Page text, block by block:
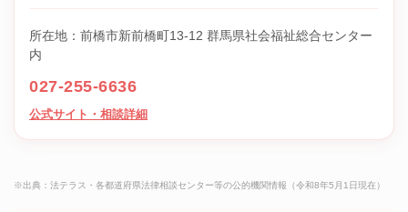
所在地：前橋市新前橋町13-12 群馬県社会福祉総合センター
内
027-255-6636
公式サイト・相談詳細
※出典：法テラス・各都道府県法律相談センター等の公的機関情報（令和8年5月1日現在）